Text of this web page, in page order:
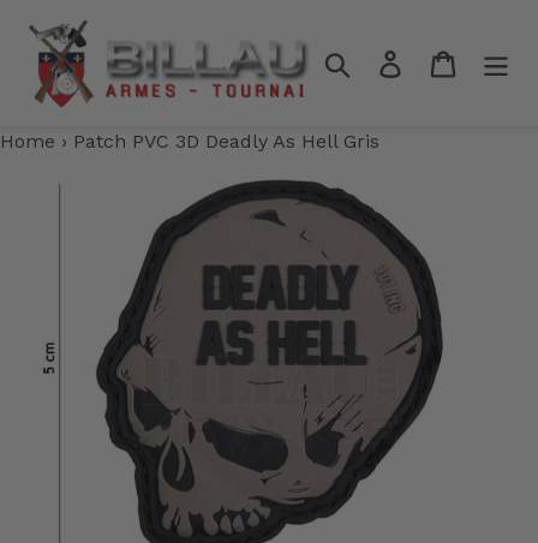
contenu
RechercherSe connecter
Panier
Home › Patch PVC 3D Deadly As Hell Gris